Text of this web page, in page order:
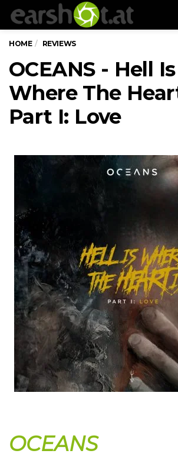
HOME REVIEWS
OCEANS - Hell Is
Where The
Part I: Love
OCEANS